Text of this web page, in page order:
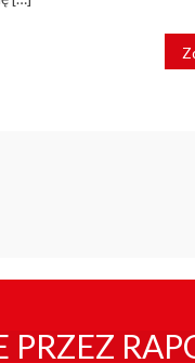
PRZEZ